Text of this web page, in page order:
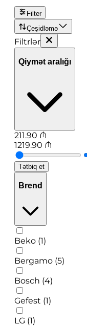
Filter
Çeşidləmə
Filtrlər
Qiymət aralığı
211.90 ₼
1219.90 ₼
Tətbiq et
Brend
Beko (1)
Bergamo (5)
Bosch (4)
Gefest (1)
LG (1)